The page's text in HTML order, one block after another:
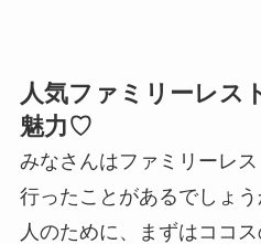
人気ファミリーレス
魅力♡
みなさんはファミリーレ
行ったことがあるでしょ
人のために、まずはココ